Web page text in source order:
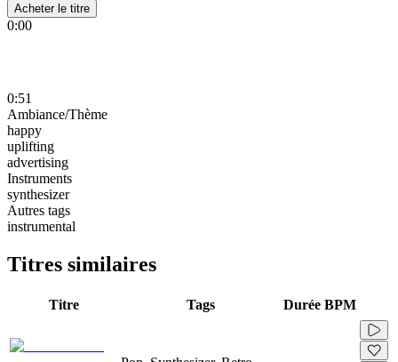
Acheter le titre
0:00
0:51
Ambiance/Thème
happy
uplifting
advertising
Instruments
synthesizer
Autres tags
instrumental
Titres similaires
Titre Tags Durée BPM